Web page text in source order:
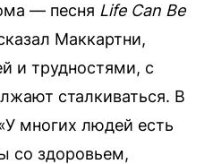
— песня Life Can Be
Маккартни,
и трудностями, с
сталкиваться. В
многих людей есть
со здоровьем,